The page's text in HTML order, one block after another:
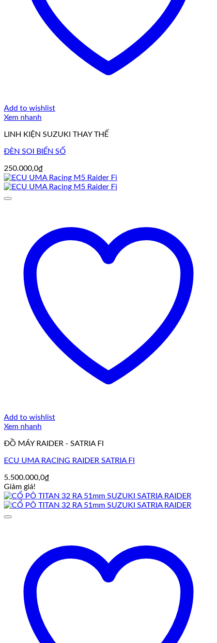
Add to wishlist
Xem nhanh
LINH KIỆN SUZUKI THAY THẾ
ĐÈN SOI BIỂN SỐ
250.000,0₫
Add to wishlist
Xem nhanh
ĐỒ MÁY RAIDER - SATRIA FI
ECU UMA RACING RAIDER SATRIA FI
5.500.000,0₫
Giảm giá!